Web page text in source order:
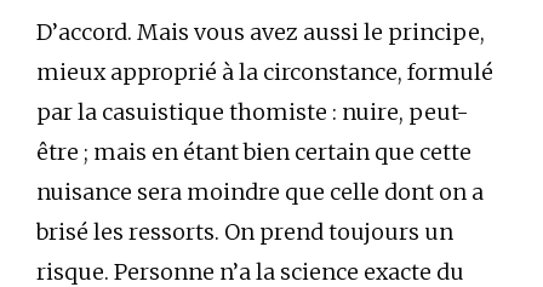
D’accord. Mais vous avez aussi le principe,
mieux approprié à la circonstance, formulé
par la casuistique thomiste : nuire, peut-
être ; mais en étant bien certain que cette
nuisance sera moindre que celle dont on a
brisé les ressorts. On prend toujours un
risque. Personne n’a la science exacte du